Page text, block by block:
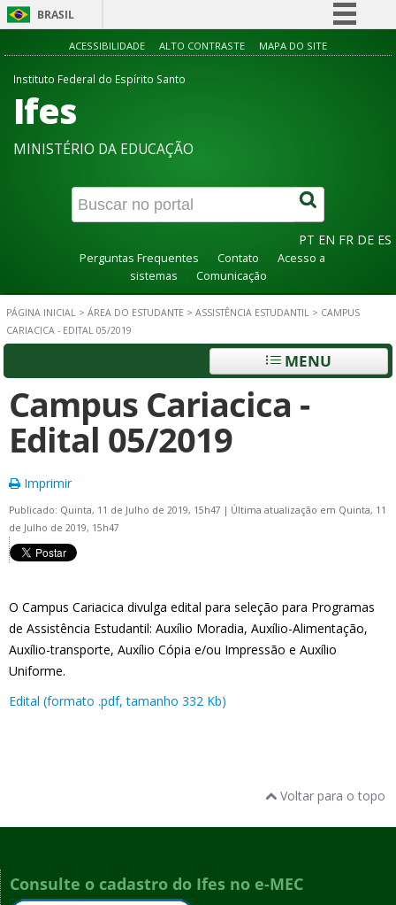
BRASIL
Simplifique!
Canais
ACESSIBILIDADE ALTO CONTRASTE MAPA DO SITE
Instituto Federal do Espírito Santo
Ifes
MINISTÉRIO DA EDUCAÇÃO
PT EN FR DE ES
Perguntas Frequentes Contato
Acesso a
sistemas
Comunicação
PÁGINA INICIAL > ÁREA DO ESTUDANTE > ASSISTÊNCIA ESTUDANTIL > CAMPUS
CARIACICA - EDITAL 05/2019
MENU
Campus Cariacica -
Edital 05/2019
Imprimir
Publicado: Quinta, 11 de Julho de 2019, 15h47 | Última atualização em Quinta, 11
de Julho de 2019, 15h47
O Campus Cariacica divulga edital para seleção para Programas
de Assistência Estudantil: Auxílio Moradia, Auxílio-Alimentação,
Auxílio-transporte, Auxílio Cópia e/ou Impressão e Auxílio
Uniforme.
Edital (formato .pdf, tamanho 332 Kb)
Voltar para o topo
Consulte o cadastro do Ifes no e-MEC